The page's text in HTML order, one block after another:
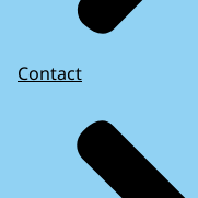
Contact